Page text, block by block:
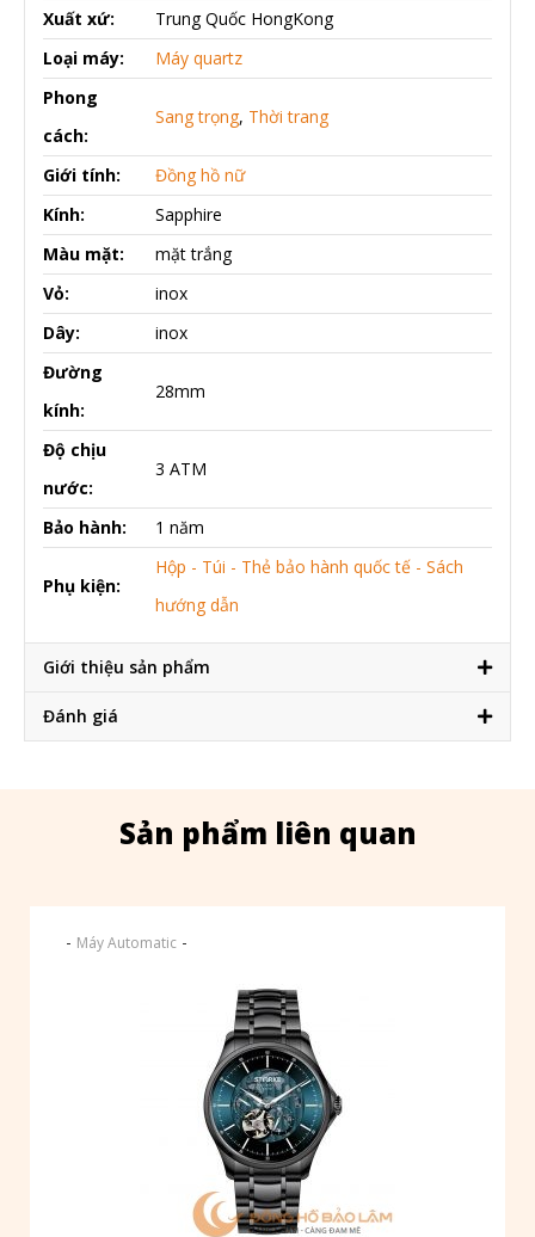
Xuất xứ:
Trung Quốc HongKong
Loại máy:
Máy quartz
Phong
cách:
Sang trọng, Thời trang
Giới tính:
Đồng hồ nữ
Kính:
Sapphire
Màu mặt:
mặt trắng
Vỏ:
inox
Dây:
inox
Đường
kính:
28mm
Độ chịu
nước:
3 ATM
Bảo hành: 1 năm
Phụ kiện:
Hộp - Túi - Thẻ bảo hành quốc tế - Sách
hướng dẫn
Giới thiệu sản phẩm
Đánh giá
Sản phẩm liên quan
- Máy Automatic -